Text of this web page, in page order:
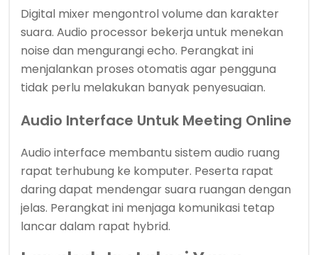
Digital mixer mengontrol volume dan karakter
suara. Audio processor bekerja untuk menekan
noise dan mengurangi echo. Perangkat ini
menjalankan proses otomatis agar pengguna
tidak perlu melakukan banyak penyesuaian.
Audio Interface Untuk Meeting Online
Audio interface membantu sistem audio ruang
rapat terhubung ke komputer. Peserta rapat
daring dapat mendengar suara ruangan dengan
jelas. Perangkat ini menjaga komunikasi tetap
lancar dalam rapat hybrid.